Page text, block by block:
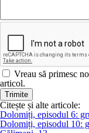
Vreau să primesc
articol.
Citește și alte articole:
Dolomiți, episodul 6:
Dolomiți, episodul 10: